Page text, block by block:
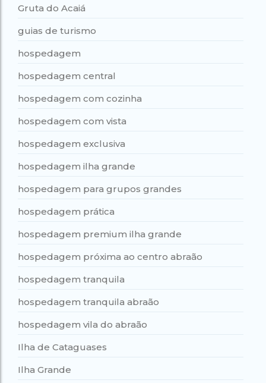
Gruta do Acaiá
guias de turismo
hospedagem
hospedagem central
hospedagem com cozinha
hospedagem com vista
hospedagem exclusiva
hospedagem ilha grande
hospedagem para grupos grandes
hospedagem prática
hospedagem premium ilha grande
hospedagem próxima ao centro abraão
hospedagem tranquila
hospedagem tranquila abraão
hospedagem vila do abraão
Ilha de Cataguases
Ilha Grande